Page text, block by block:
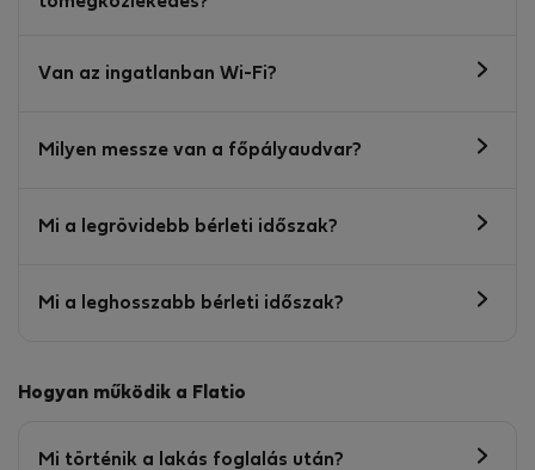
Van az ingatlanban Wi-Fi?
Milyen messze van a főpályaudvar?
Mi a legrövidebb bérleti időszak?
Mi a leghosszabb bérleti időszak?
Hogyan működik a Flatio
Mi történik a lakás foglalás után?